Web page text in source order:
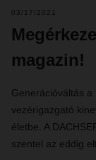
03/17/2021
magazin!
Generációváltás a
vezérigazgató
életbe. A
szentel az eddig